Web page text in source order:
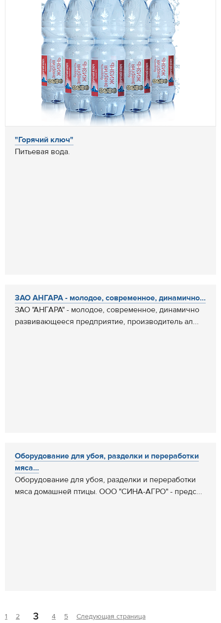
"Горячий ключ"
Питьевая вода.
ЗАО АНГАРА - молодое, современное, динамично...
ЗАО "АНГАРА" - молодое, современное, динамично
развивающееся предприятие, производитель ал...
Оборудование для убоя, разделки и переработки
мяса...
Оборудование для убоя, разделки и переработки
мяса домашней птицы. ООО "СИНА-АГРО" - предс...
1 2 3 4 5 Следующая страница